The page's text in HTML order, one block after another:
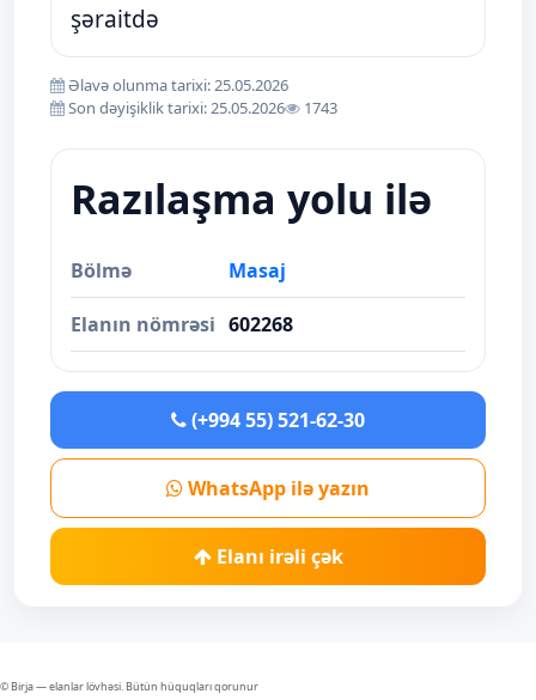
şəraitdə
Əlavə olunma tarixi: 25.05.2026
Son dəyişiklik tarixi: 25.05.2026
1743
Razılaşma yolu ilə
Bölmə Masaj
Elanın nömrəsi 602268
(+994 55) 521-62-30
WhatsApp ilə yazın
Elanı irəli çək
© Birja — elanlar lövhəsi. Bütün hüquqları qorunur